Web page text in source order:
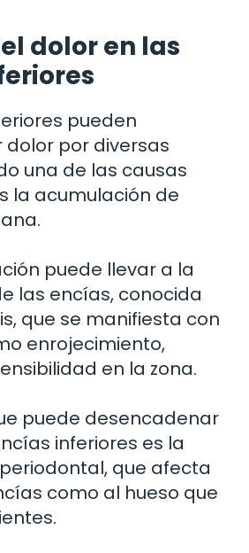
dolor en las
pueden
por diversas
una de las causas
la acumulación de
puede llevar a la
las encías, conocida
que se manifiesta con
enrojecimiento,
en la zona.
puede desencadenar
inferiores es la
que afecta
como al hueso que